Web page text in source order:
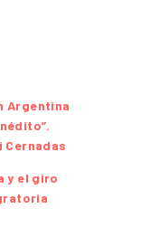
Argentina
Cernadas
y el giro